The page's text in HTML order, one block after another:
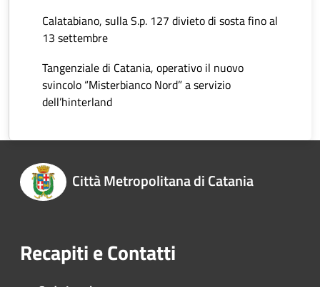
Calatabiano, sulla S.p. 127 divieto di sosta fino al
13 settembre
Tangenziale di Catania, operativo il nuovo
svincolo “Misterbianco Nord” a servizio
dell’hinterland
Città Metropolitana di Catania
Recapiti e Contatti